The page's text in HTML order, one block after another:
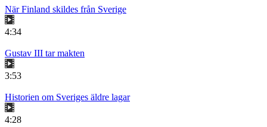
När Finland skildes från Sverige
4:34
Gustav III tar makten
3:53
Historien om Sveriges äldre lagar
4:28